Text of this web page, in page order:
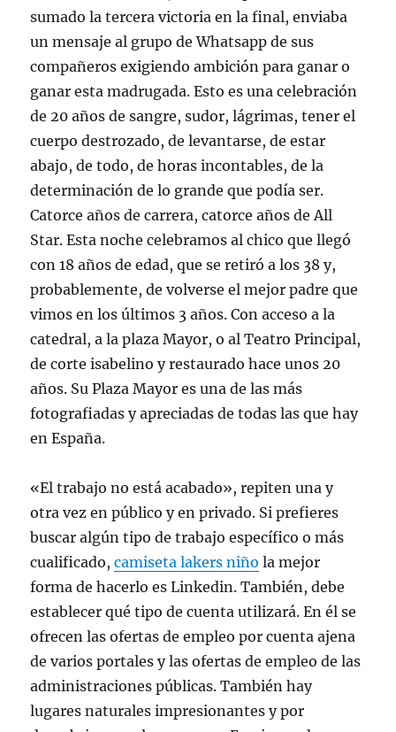
sumado la tercera victoria en la final, enviaba
un mensaje al grupo de Whatsapp de sus
compañeros exigiendo ambición para ganar o
ganar esta madrugada. Esto es una celebración
de 20 años de sangre, sudor, lágrimas, tener el
cuerpo destrozado, de levantarse, de estar
abajo, de todo, de horas incontables, de la
determinación de lo grande que podía ser.
Catorce años de carrera, catorce años de All
Star. Esta noche celebramos al chico que llegó
con 18 años de edad, que se retiró a los 38 y,
probablemente, de volverse el mejor padre que
vimos en los últimos 3 años. Con acceso a la
catedral, a la plaza Mayor, o al Teatro Principal,
de corte isabelino y restaurado hace unos 20
años. Su Plaza Mayor es una de las más
fotografiadas y apreciadas de todas las que hay
en España.
«El trabajo no está acabado», repiten una y
otra vez en público y en privado. Si prefieres
buscar algún tipo de trabajo específico o más
cualificado,camiseta lakers niño la mejor
forma de hacerlo es Linkedin. También, debe
establecer qué tipo de cuenta utilizará. En él se
ofrecen las ofertas de empleo por cuenta ajena
de varios portales y las ofertas de empleo de las
administraciones públicas. También hay
lugares naturales impresionantes y por